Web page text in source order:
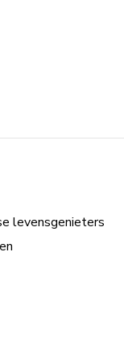
levensgenieters